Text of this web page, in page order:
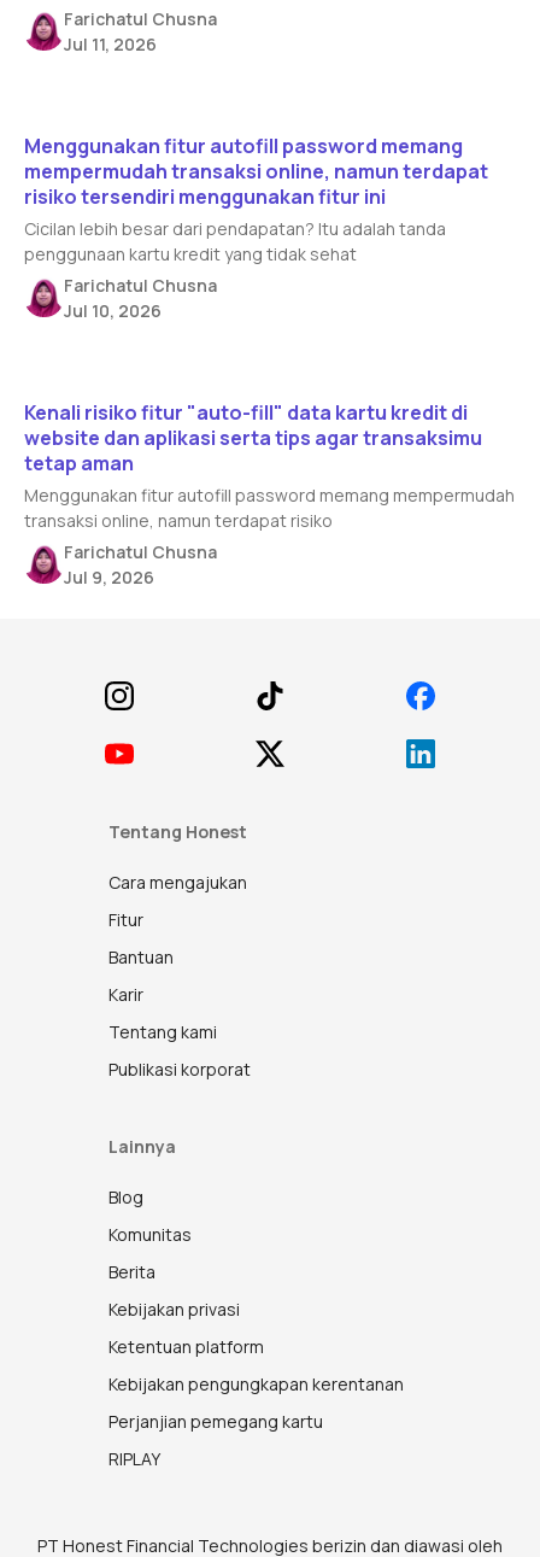
Farichatul Chusna
Jul 11, 2026
Menggunakan fitur autofill password memang
mempermudah transaksi online, namun terdapat
risiko tersendiri menggunakan fitur ini
Cicilan lebih besar dari pendapatan? Itu adalah tanda
penggunaan kartu kredit yang tidak sehat
Farichatul Chusna
Jul 10, 2026
Kenali risiko fitur "auto-fill" data kartu kredit di
website dan aplikasi serta tips agar transaksimu
tetap aman
Menggunakan fitur autofill password memang mempermudah
transaksi online, namun terdapat risiko
Farichatul Chusna
Jul 9, 2026
PT Honest Financial Technologies berizin dan diawasi oleh
Tentang Honest
Cara mengajukan
Fitur
Bantuan
Karir
Tentang kami
Publikasi korporat
Lainnya
Blog
Komunitas
Berita
Kebijakan privasi
Ketentuan platform
Kebijakan pengungkapan kerentanan
Perjanjian pemegang kartu
RIPLAY